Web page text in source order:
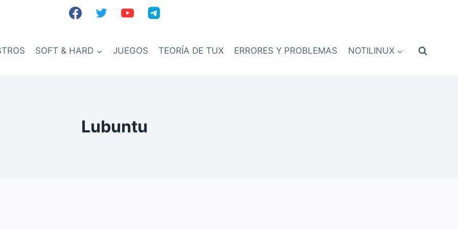
SOFT & HARD JUEGOS TEORÍA DE TUX ERRORES Y PROBLEMAS NOTILINUX
Lubuntu